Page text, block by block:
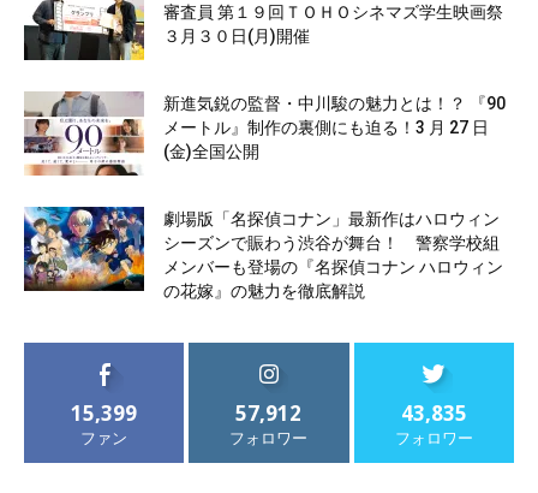
審査員 第１９回ＴＯＨＯシネマズ学生映画祭
３月３０日(月)開催
新進気鋭の監督・中川駿の魅力とは！？ 『90
メートル』制作の裏側にも迫る！3 月 27 日
(金)全国公開
劇場版「名探偵コナン」最新作はハロウィン
シーズンで賑わう渋谷が舞台！ 警察学校組
メンバーも登場の『名探偵コナン ハロウィン
の花嫁』の魅力を徹底解説
15,399
ファン
57,912
フォロワー
43,835
フォロワー